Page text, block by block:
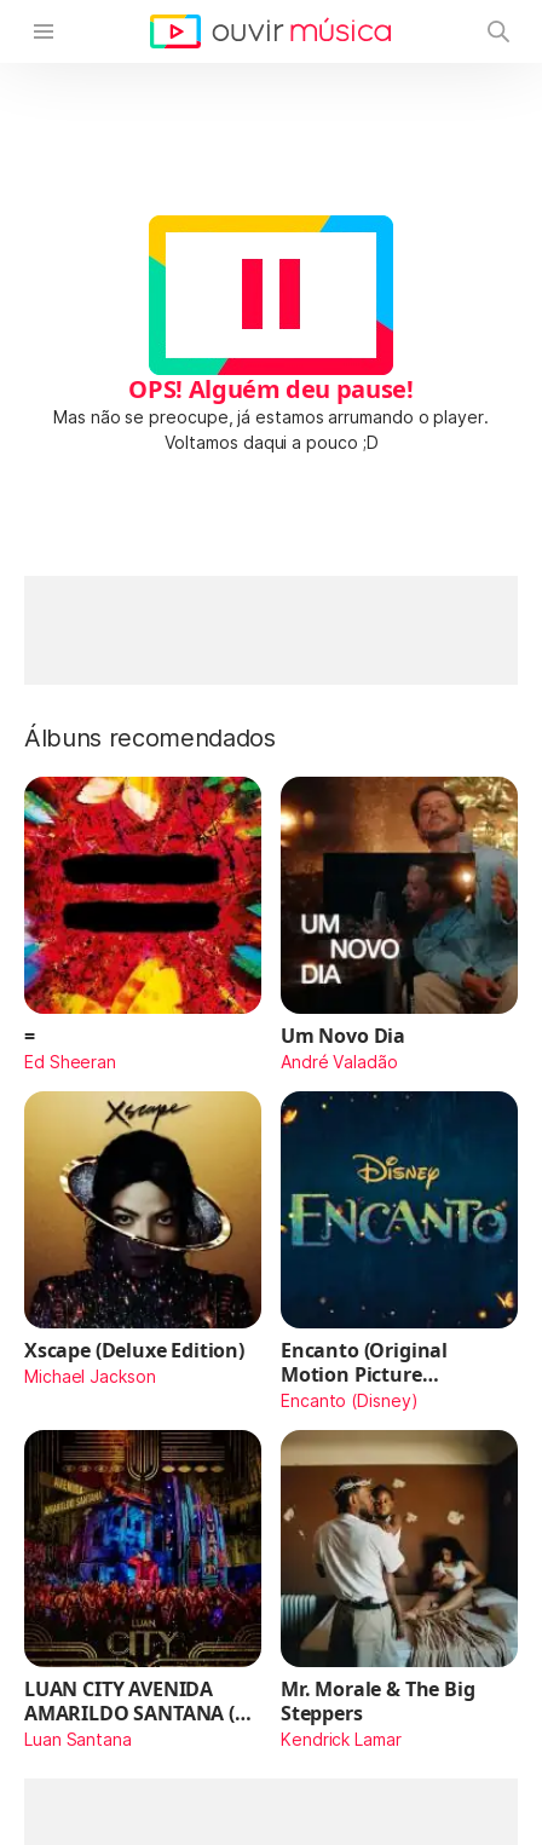
OPS! Alguém deu pause!
Mas não se preocupe, já estamos arrumando o player.
Voltamos daqui a pouco ;D
Álbuns recomendados
=
Ed Sheeran
Um Novo Dia
André Valadão
Xscape (Deluxe Edition)
Michael Jackson
Encanto (Original
Motion Picture
Soundtrack)
Encanto (Disney)
LUAN CITY AVENIDA
AMARILDO SANTANA (Ao
Vivo)
Luan Santana
Mr. Morale & The Big
Steppers
Kendrick Lamar